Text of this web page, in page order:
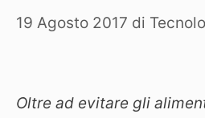
19 Agosto 2017 di
Oltre ad evitare gli